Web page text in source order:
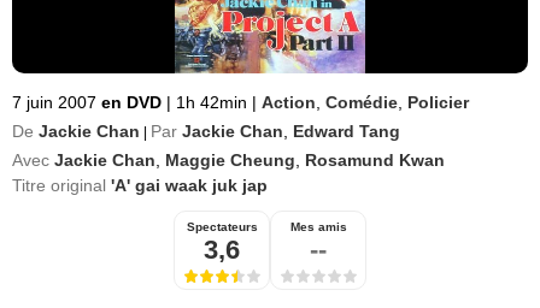
7 juin 2007 en DVD | 1h 42min | Action Comédie Policier
De Jackie Chan Par Jackie Chan
Edward Tang
Avec Jackie Chan Maggie Cheung
Rosamund Kwan
Titre original 'A' gai waak juk jap
Spectateurs
3,6
Mes amis
--